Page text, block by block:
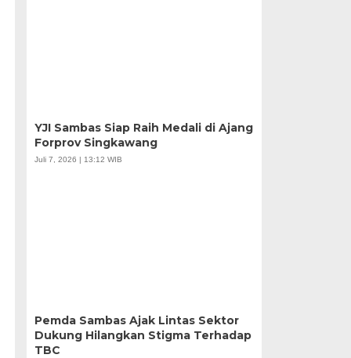
YJI Sambas Siap Raih Medali di Ajang
Forprov Singkawang
Juli 7, 2026 | 13:12 WIB
Pemda Sambas Ajak Lintas Sektor
Dukung Hilangkan Stigma Terhadap
TBC